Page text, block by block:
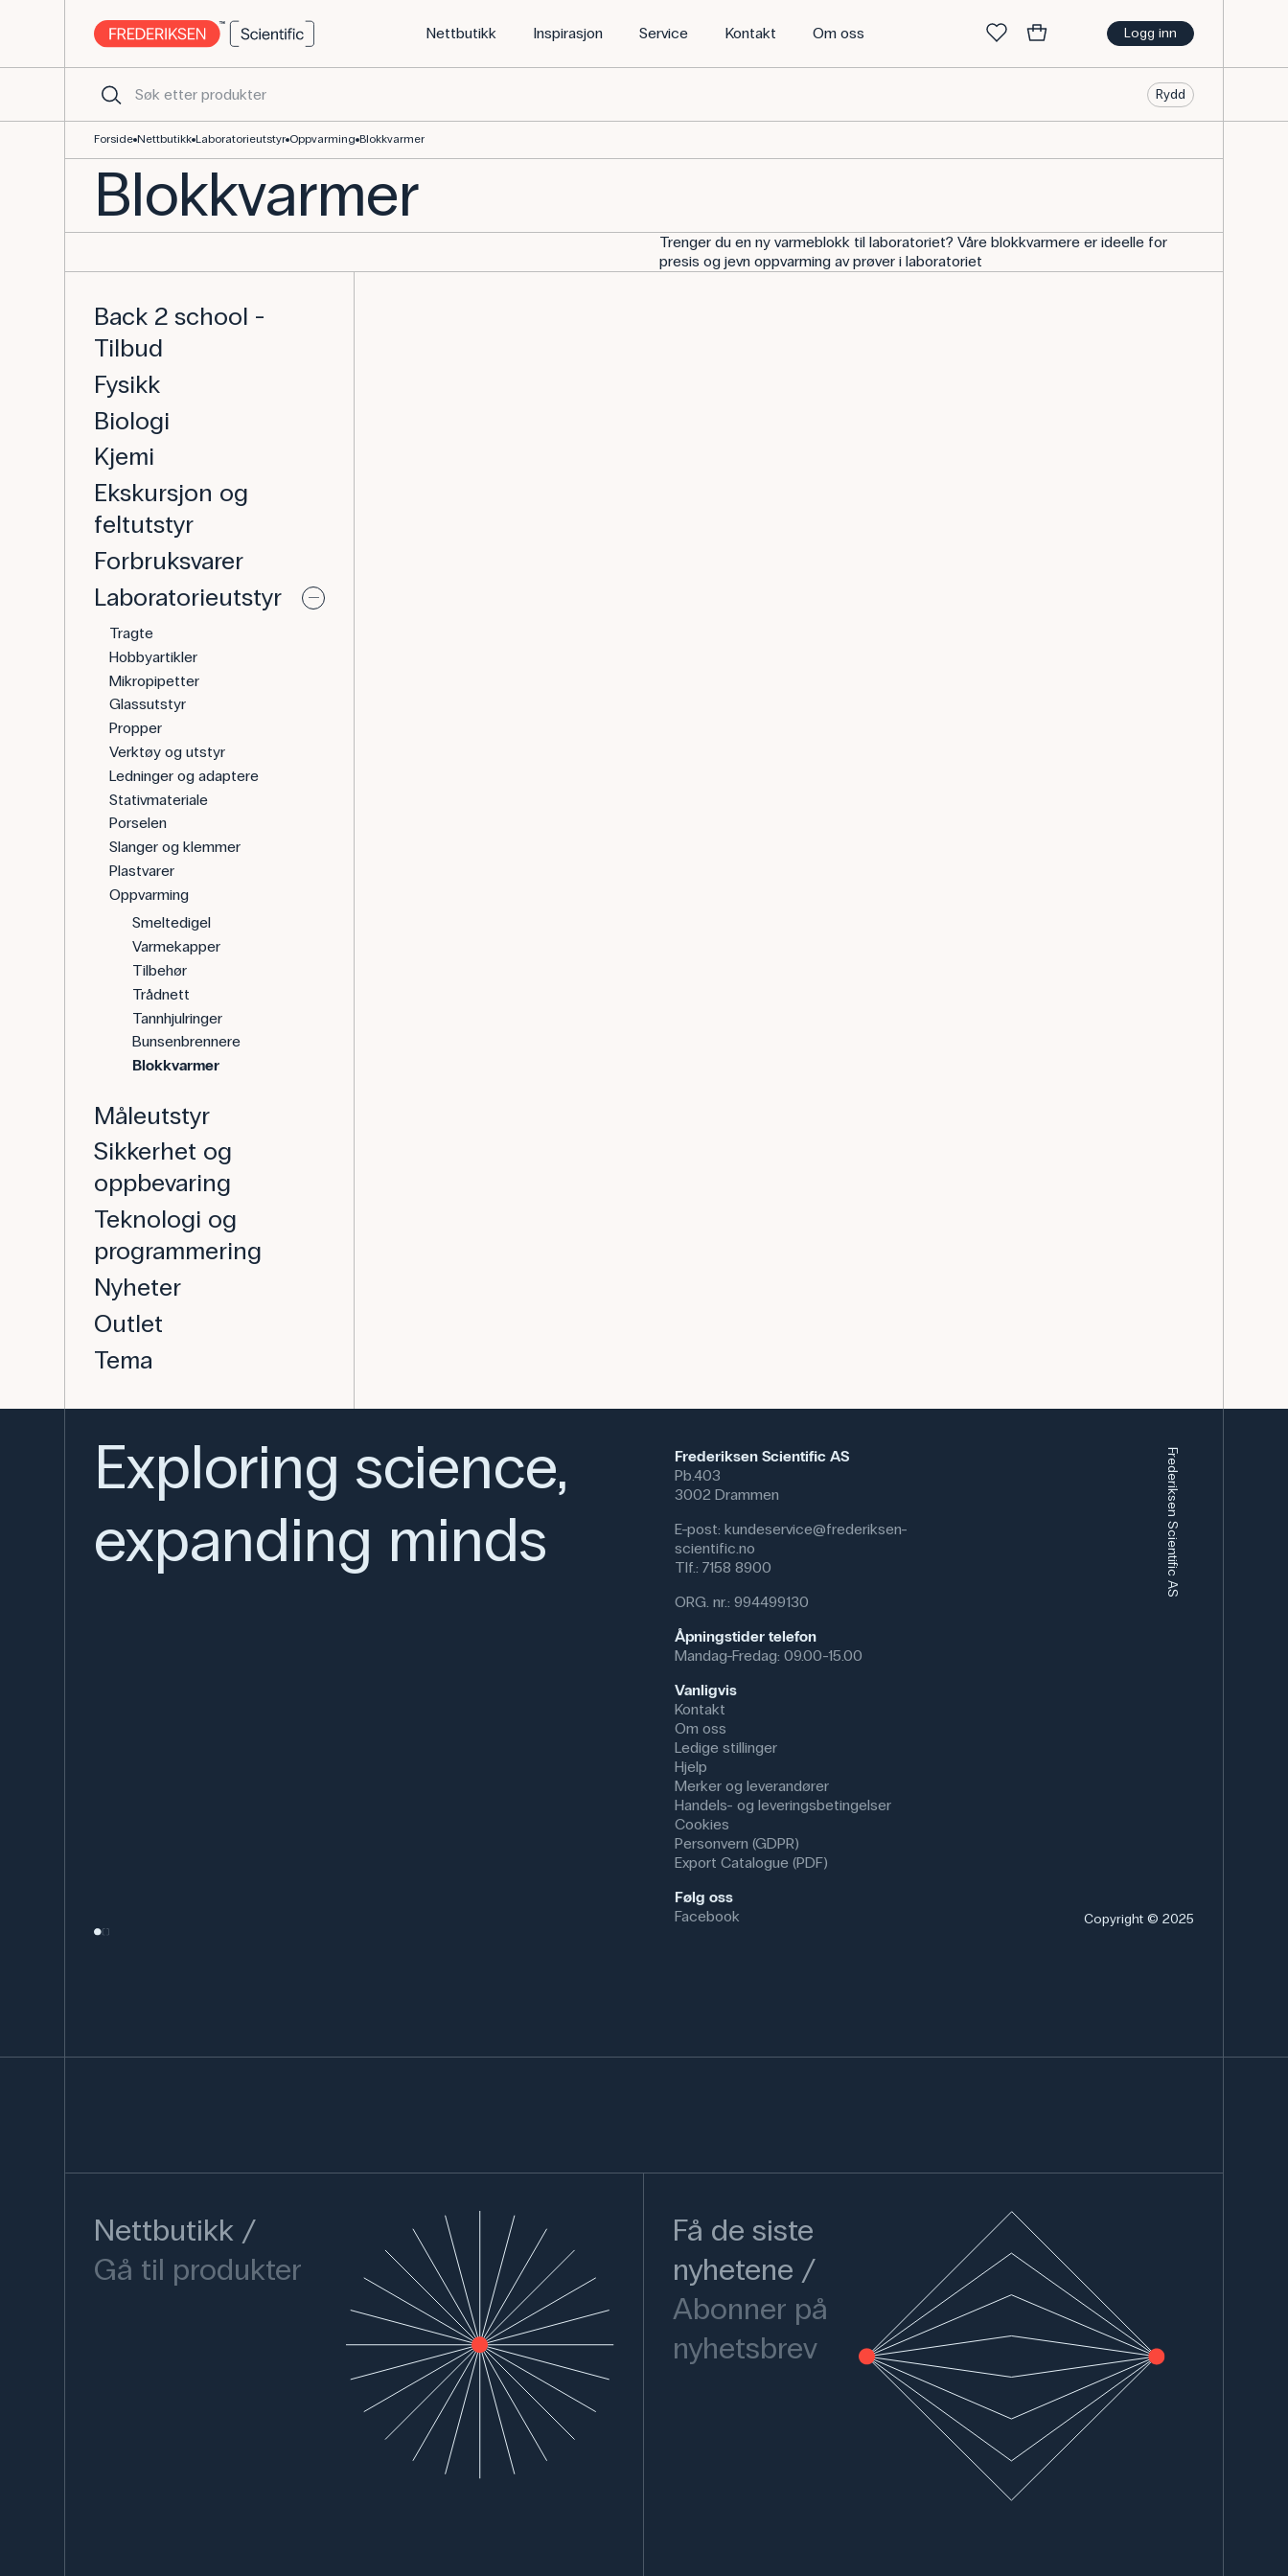
Logg inn
Nettbutikk Inspirasjon Service Kontakt Om oss
Rydd
Forside Nettbutikk Laboratorieutstyr Oppvarming Blokkvarmer
Blokkvarmer
Trenger du en ny varmeblokk til laboratoriet? Våre blokkvarmere er ideelle for
presis og jevn oppvarming av prøver i laboratoriet
Back 2 school -
Tilbud
Fysikk
Biologi
Kjemi
Ekskursjon og
feltutstyr
Forbruksvarer
Laboratorieutstyr
Tragte
Hobbyartikler
Mikropipetter
Glassutstyr
Propper
Verktøy og utstyr
Ledninger og adaptere
Stativmateriale
Porselen
Slanger og klemmer
Plastvarer
Oppvarming
Smeltedigel
Varmekapper
Tilbehør
Trådnett
Tannhjulringer
Bunsenbrennere
Blokkvarmer
Måleutstyr
Sikkerhet og
oppbevaring
Teknologi og
programmering
Nyheter
Outlet
Tema
Exploring science,
expanding minds
Frederiksen Scientific AS
Pb.403
3002 Drammen
E-post: kundeservice@frederiksen-
scientific.no
Tlf.: 7158 8900
ORG. nr.: 994499130
Åpningstider telefon
Mandag-Fredag: 09.00-15.00
Vanligvis
Kontakt
Om oss
Ledige stillinger
Hjelp
Merker og leverandører
Handels- og leveringsbetingelser
Cookies
Personvern (GDPR)
Export Catalogue (PDF)
Følg oss
Facebook
Frederiksen Scientific AS
Copyright © 2025
Nettbutikk
Gå til produkter
Få de siste
nyhetene
Abonner på
nyhetsbrev